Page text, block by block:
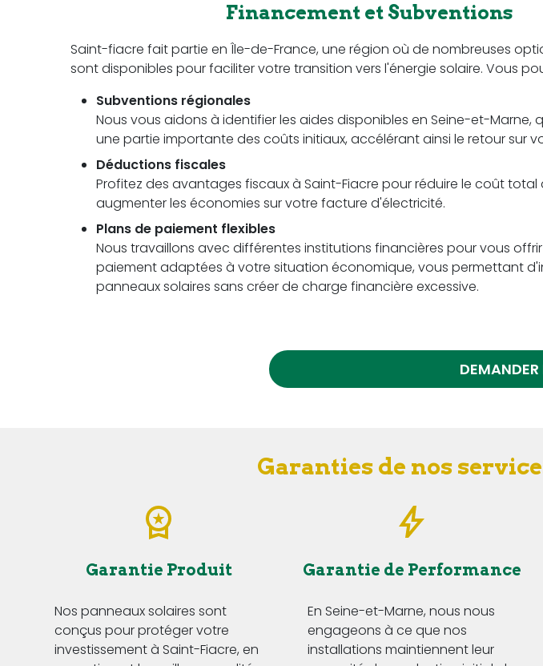
Financement et Subventions
Saint-fiacre fait partie en Île-de-France, une région où de nombreuses
sont disponibles pour faciliter votre transition vers l'énergie solaire. Vous
Subventions régionales
Nous vous aidons à identifier les aides disponibles en Seine-et-Marne,
une partie importante des coûts initiaux, accélérant ainsi le retour sur
Déductions fiscales
Profitez des avantages fiscaux à Saint-Fiacre pour réduire le coût
augmenter les économies sur votre facture d'électricité.
Plans de paiement flexibles
Nous travaillons avec différentes institutions financières pour vous
paiement adaptées à votre situation économique, vous permettant
panneaux solaires sans créer de charge financière excessive.
DEMANDER
Garanties de nos
Garantie Produit
Nos panneaux solaires sont
conçus pour protéger votre
investissement à Saint-Fiacre, en
Garantie de Performance
En Seine-et-Marne, nous nous
engageons à ce que nos
installations maintiennent leur